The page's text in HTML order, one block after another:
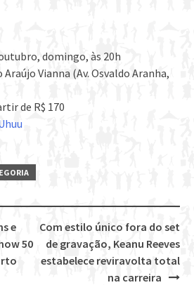
domingo, às 20h
Vianna (Av. Osvaldo Aranha,
de R$ 170
Com estilo único fora do set
de gravação, Keanu Reeves
estabelece reviravolta total
na carreira
e
50